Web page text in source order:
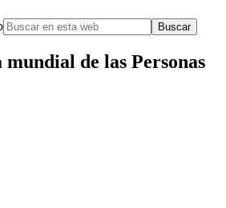
de las Personas